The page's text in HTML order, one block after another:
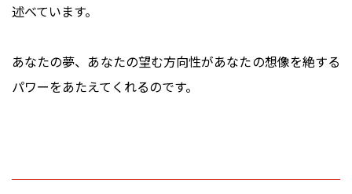
述べています。
あなたの夢、あなたの望む方向性があなたの想像を絶する
パワーをあたえてくれるのです。